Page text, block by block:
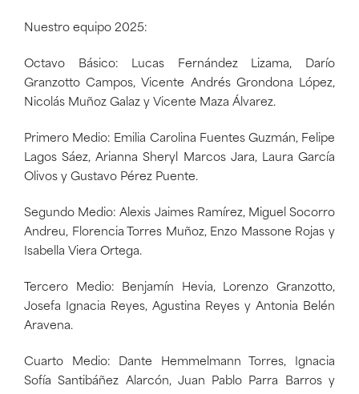
Nuestro equipo 2025:
Octavo Básico: Lucas Fernández Lizama, Darío
Granzotto Campos, Vicente Andrés Grondona López,
Nicolás Muñoz Galaz y Vicente Maza Álvarez.
Primero Medio: Emilia Carolina Fuentes Guzmán, Felipe
Lagos Sáez, Arianna Sheryl Marcos Jara, Laura García
Olivos y Gustavo Pérez Puente.
Segundo Medio: Alexis Jaimes Ramírez, Miguel Socorro
Andreu, Florencia Torres Muñoz, Enzo Massone Rojas y
Isabella Viera Ortega.
Tercero Medio: Benjamín Hevia, Lorenzo Granzotto,
Josefa Ignacia Reyes, Agustina Reyes y Antonia Belén
Aravena.
Cuarto Medio: Dante Hemmelmann Torres, Ignacia
Sofía Santibáñez Alarcón, Juan Pablo Parra Barros y